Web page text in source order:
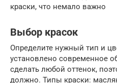
краски, что немало важно
Выбор красок
Определите нужный тип и
установлено современное
сделать любой оттенок,
должно. Типы краски: